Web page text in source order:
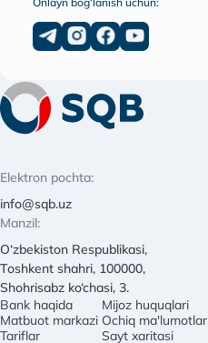
Elektron pochta:
info@sqb.uz
Manzil:
O‘zbekiston Respublikasi,
Toshkent shahri, 100000,
Shohrisabz ko‘chasi, 3.
Bank haqida
Matbuot markazi
Tariflar
Mijoz huquqlari
Ochiq ma'lumotlar
Sayt xaritasi